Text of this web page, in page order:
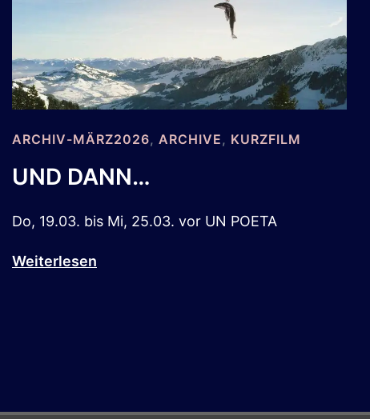
ARCHIV-MÄRZ2026, ARCHIVE , KURZFILM
UND DANN…
Do, 19.03. bis Mi, 25.03. vor UN POETA
Weiterlesen